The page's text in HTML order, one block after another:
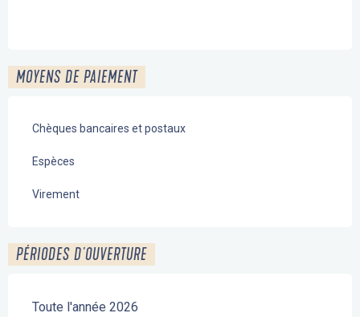
MOYENS DE PAIEMENT
Chèques bancaires et postaux
Espèces
Virement
PÉRIODES D'OUVERTURE
Toute l'année 2026